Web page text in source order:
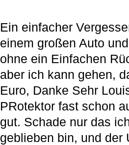
Ein einfacher
einem großen Auto
ohne ein Einfachen
aber ich kann gehen,
Euro, Danke Sehr
PRotektor fast schon
gut. Schade nur das
geblieben bin, und der